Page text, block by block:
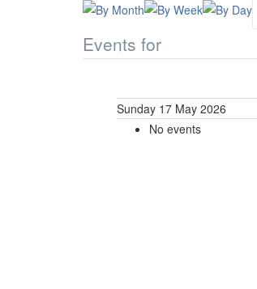
Events for
Sunday 17 May 2026
No events